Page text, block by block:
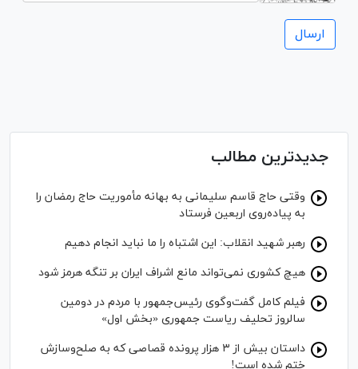
جدیدترین مطالب
وقتی حاج قاسم سلیمانی به بهانه مأموریت حاج رمضان را
به پیاده‌روی اربعین فرستاد
رهبر شهید انقلاب: این اشتباه را ما نباید انجام دهیم
هیچ کشوری نمی‌تواند مانع اشراف ایران بر تنگه هرمز شود
فیلم کامل گفت‌وگوی رئیس‌جمهور با مردم در دومین
سالروز تحلیف ریاست جمهوری «بخش اول»
داستان بیش از ۳ هزار پرونده قصاصی که به صلح‌وسازش
ختم شده است!